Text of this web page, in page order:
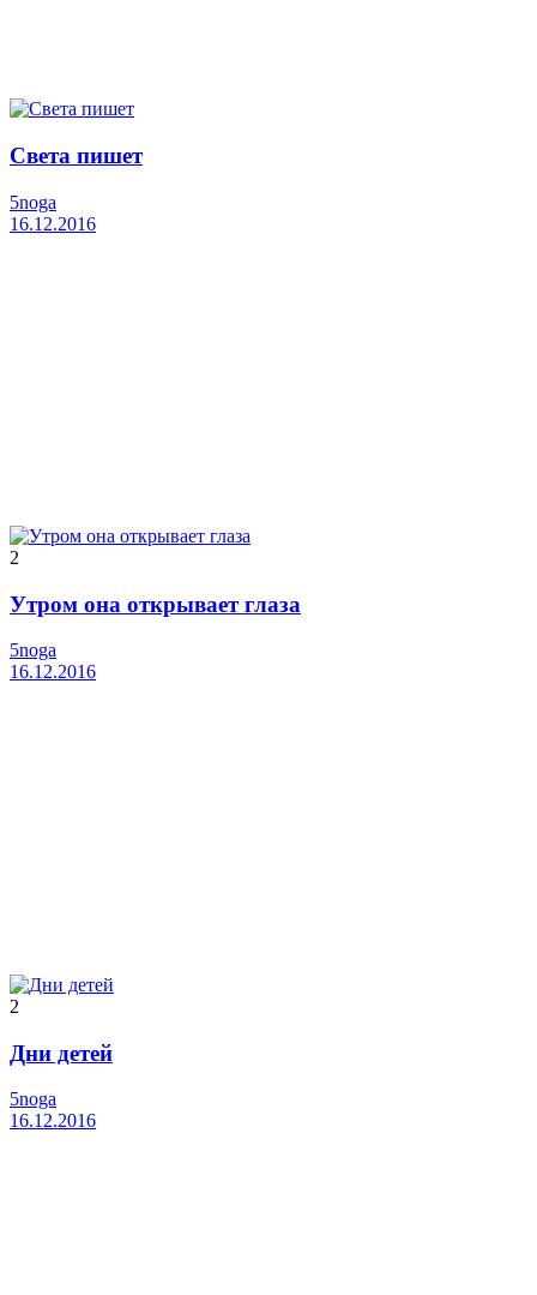
Света пишет
5noga
16.12.2016
2
Утром она открывает глаза
5noga
16.12.2016
2
Дни детей
5noga
16.12.2016